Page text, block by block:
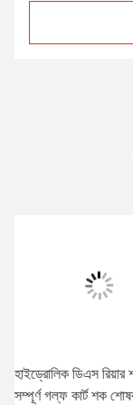
48V 15A গলফ কার্ট
জন্য ক্লাব কার ইজগো